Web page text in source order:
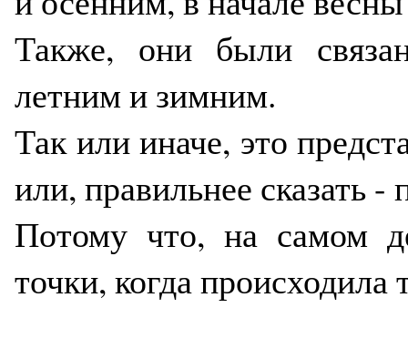
Также, они были
летним и зимним.
Так или иначе, это
или, правильнее сказать -
Потому что, на самом
точки, когда